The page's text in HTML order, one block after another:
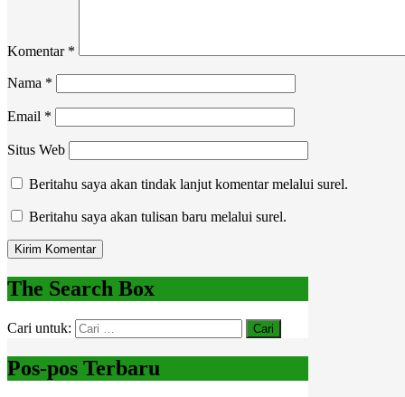
Komentar *
Nama *
Email *
Situs Web
Beritahu saya akan tindak lanjut komentar melalui surel.
Beritahu saya akan tulisan baru melalui surel.
The Search Box
Cari untuk:
Pos-pos Terbaru